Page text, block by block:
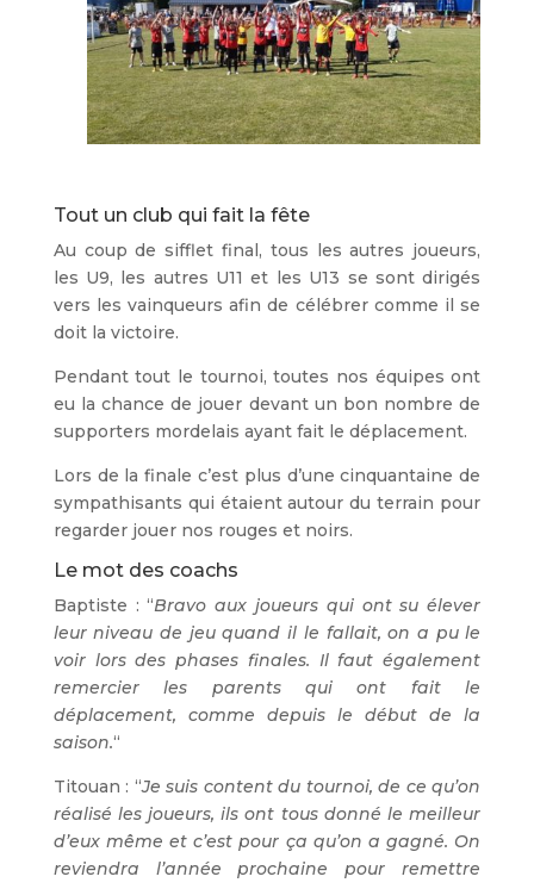
Tout un club qui fait la fête
Au coup de sifflet final, tous les autres joueurs,
les U9, les autres U11 et les U13 se sont dirigés
vers les vainqueurs afin de célébrer comme il se
doit la victoire.
Pendant tout le tournoi, toutes nos équipes ont
eu la chance de jouer devant un bon nombre de
supporters mordelais ayant fait le déplacement.
Lors de la finale c’est plus d’une cinquantaine de
sympathisants qui étaient autour du terrain pour
regarder jouer nos rouges et noirs.
Le mot des coachs
Baptiste : “Bravo aux joueurs qui ont su élever
leur niveau de jeu quand il le fallait, on a pu le
voir lors des phases finales. Il faut également
remercier les parents qui ont fait le
déplacement, comme depuis le début de la
saison.“
Titouan : “Je suis content du tournoi, de ce qu’on
réalisé les joueurs, ils ont tous donné le meilleur
d’eux même et c’est pour ça qu’on a gagné. On
reviendra l’année prochaine pour remettre